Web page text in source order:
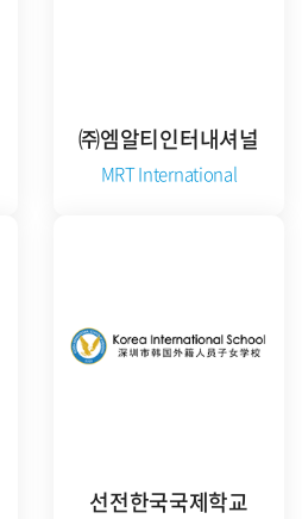
㈜엠알티인터내셔널
MRT International
선전한국국제학교